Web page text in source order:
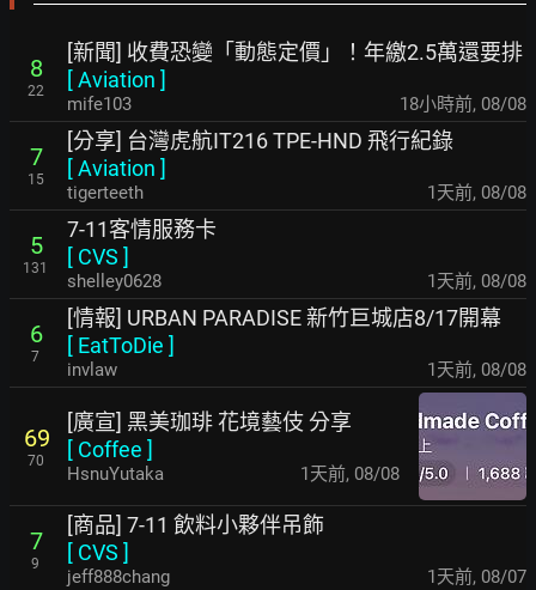
8
22
[新聞] 收費恐變「動態定價」！年繳2.5萬還要排
[Aviation ]
mife103 18小時前, 08/08
7
15
[分享] 台灣虎航IT216 TPE-HND 飛行紀錄
[Aviation ]
tigerteeth 1天前, 08/08
5
131
7-11客情服務卡
[ CVS ]
shelley0628 1天前, 08/08
6
7
[情報] URBAN PARADISE 新竹巨城店8/17開幕
[ EatToDie ]
invlaw 1天前, 08/08
69
70
[廣宣] 黑美珈琲 花境藝伎 分享
[ Coffee ]
HsnuYutaka 1天前, 08/08
7
9
[商品] 7-11 飲料小夥伴吊飾
[ CVS ]
jeff888chang 1天前, 08/07